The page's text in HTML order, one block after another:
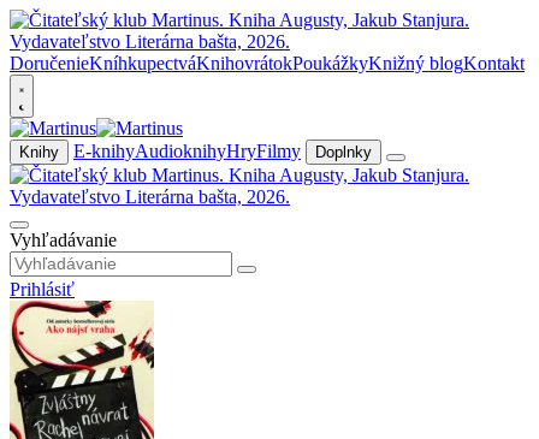
DoručenieKníhkupectváKnihovrátokPoukážkyKnižný blogKontakt
Knihy E-knihyAudioknihyHryFilmy Doplnky
Vyhľadávanie
Prihlásiť